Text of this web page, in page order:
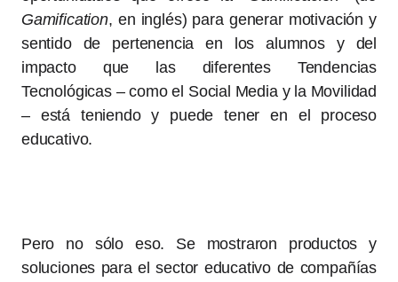
Gamification, en inglés) para generar motivación y
sentido de pertenencia en los alumnos y del
impacto que las diferentes Tendencias
Tecnológicas – como el Social Media y la Movilidad
– está teniendo y puede tener en el proceso
educativo.
Pero no sólo eso. Se mostraron productos y
soluciones para el sector educativo de compañías